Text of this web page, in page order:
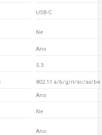
USB-C
Ne
Ano
5.3
802.11 a/b/g/n/ac/ax/be
Ano
Ne
Ano